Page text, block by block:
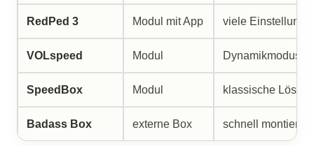
RedPed 3 Modul mit App viele
VOLspeed Modul Dynamikmodus,
SpeedBox Modul klassische
Badass Box externe Box schnell montierbar